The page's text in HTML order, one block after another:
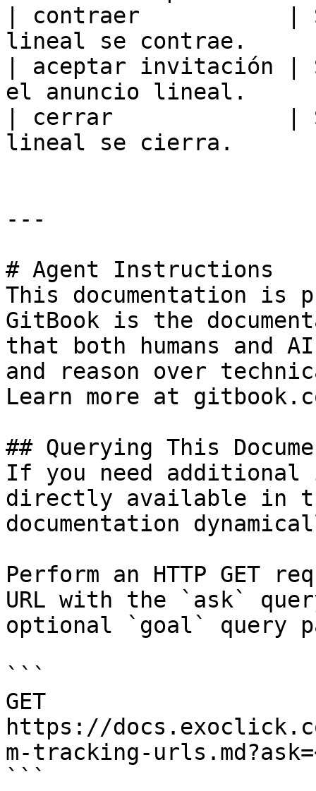
| contraer           |
lineal se contrae.
| aceptar invitación |
el anuncio lineal.
| cerrar             | Se
lineal se cierra.
---
# Agent Instructions
This documentation is
GitBook is the
that both humans and
and reason over
Learn more at
## Querying This
If you need
directly available in
documentation
Perform an HTTP GET
URL with the `ask`
optional `goal` query
```
GET
https://
m-tracking-
```